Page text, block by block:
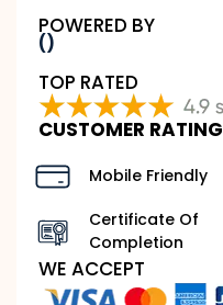
POWERED BY
()
TOP RATED
CUSTOMER RATING
Mobile Friendly
Certificate Of
Completion
WE ACCEPT